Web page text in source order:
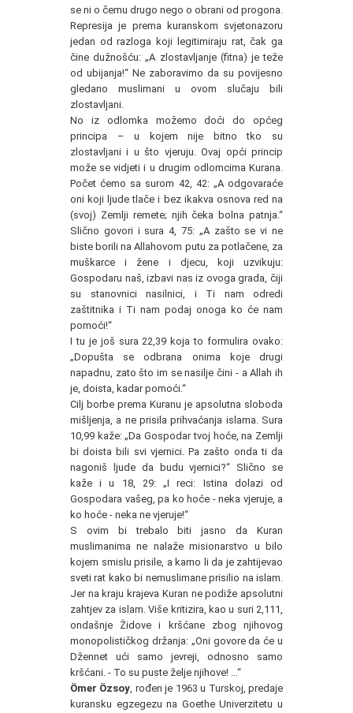
se ni o čemu drugo nego o obrani od progona.
Represija je prema kuranskom svjetonazoru
jedan od razloga koji legitimiraju rat, čak ga
čine dužnošću: „A zlostavljanje (fitna) je teže
od ubijanja!“ Ne zaboravimo da su povijesno
gledano muslimani u ovom slučaju bili
zlostavljani.
No iz odlomka možemo doći do općeg
principa – u kojem nije bitno tko su
zlostavljani i u što vjeruju. Ovaj opći princip
može se vidjeti i u drugim odlomcima Kurana.
Počet ćemo sa surom 42, 42: „A odgovaraće
oni koji ljude tlače i bez ikakva osnova red na
(svoj) Zemlji remete; njih čeka bolna patnja.“
Slično govori i sura 4, 75: „A zašto se vi ne
biste borili na Allahovom putu za potlačene, za
muškarce i žene i djecu, koji uzvikuju:
Gospodaru naš, izbavi nas iz ovoga grada, čiji
su stanovnici nasilnici, i Ti nam odredi
zaštitnika i Ti nam podaj onoga ko će nam
pomoći!“
I tu je još sura 22,39 koja to formulira ovako:
„Dopušta se odbrana onima koje drugi
napadnu, zato što im se nasilje čini - a Allah ih
je, doista, kadar pomoći.“
Cilj borbe prema Kuranu je apsolutna sloboda
mišljenja, a ne prisila prihvaćanja islama. Sura
10,99 kaže: „Da Gospodar tvoj hoće, na Zemlji
bi doista bili svi vjernici. Pa zašto onda ti da
nagoniš ljude da budu vjernici?“ Slično se
kaže i u 18, 29: „I reci: Istina dolazi od
Gospodara vašeg, pa ko hoće - neka vjeruje, a
ko hoće - neka ne vjeruje!“
S ovim bi trebalo biti jasno da Kuran
muslimanima ne nalaže misionarstvo u bilo
kojem smislu prisile, a kamo li da je zahtijevao
sveti rat kako bi nemuslimane prisilio na islam.
Jer na kraju krajeva Kuran ne podiže apsolutni
zahtjev za islam. Više kritizira, kao u suri 2,111,
ondašnje Židove i kršćane zbog njihovog
monopolističkog držanja: „Oni govore da će u
Džennet ući samo jevreji, odnosno samo
kršćani. - To su puste želje njihove! ...“
Ömer Özsoy, rođen je 1963 u Turskoj, predaje
kuransku egzegezu na Goethe Univerzitetu u